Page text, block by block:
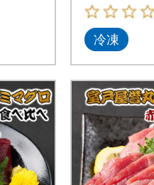
冷凍